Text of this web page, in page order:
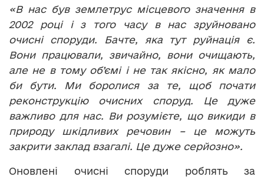
«В нас був землетрус місцевого значення в
2002 році і з того часу в нас зруйновано
очисні споруди. Бачте, яка тут руйнація є.
Вони працювали, звичайно, вони очищають,
але не в тому об’ємі і не так якісно, як мало
би бути. Ми боролися за те, щоб почати
реконструкцію очисних споруд. Це дуже
важливо для нас. Ви розумієте, що викиди в
природу шкідливих речовин – це можуть
закрити заклад взагалі. Це дуже серйозно».
Оновлені очисні споруди роблять за